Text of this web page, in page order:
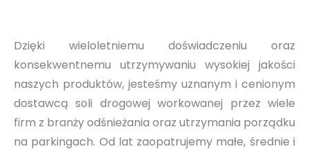
Dzięki wieloletniemu doświadczeniu oraz
konsekwentnemu utrzymywaniu wysokiej jakości
naszych produktów, jesteśmy uznanym i cenionym
dostawcą soli drogowej workowanej przez wiele
firm z branży odśnieżania oraz utrzymania porządku
na parkingach. Od lat zaopatrujemy małe, średnie i